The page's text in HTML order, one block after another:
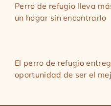
Perro de refugio lleva
un hogar sin encontrarlo
El perro de refugio
oportunidad de ser el